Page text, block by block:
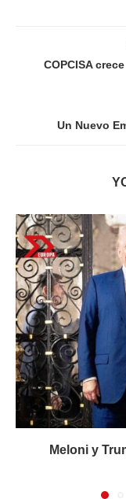
COPCISA
Un Nuevo
Meloni y